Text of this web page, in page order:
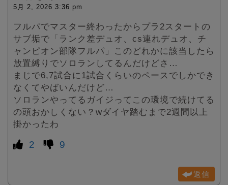
5月 2, 2026 3:36 pm
フルパでマスター終わったからプラ2スタートの
サブ垢で「ランク差デュオ、cs連れデュオ、チ
ャンピオン部隊フルパ」このどれかに該当したら
放置縛りでソロランしてるんだけどさ…
まじで6,7試合に1試合くらいのペースでしかでき
なくてやばいんだけど…
ソロランやってるガイジってこの環境で続けてる
の頭おかしくない？wダイヤ踏むまで2週間以上
掛かったわ
2 9
返信